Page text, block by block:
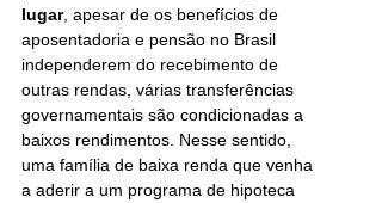
lugar, apesar de os benefícios de
aposentadoria e pensão no Brasil
independerem do recebimento de
outras rendas, várias transferências
governamentais são condicionadas a
baixos rendimentos. Nesse sentido,
uma família de baixa renda que venha
a aderir a um programa de hipoteca